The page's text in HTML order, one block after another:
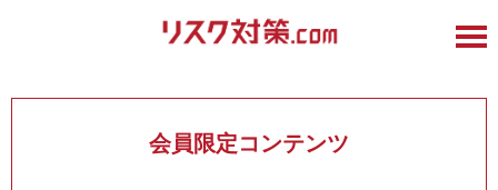
会員限定コンテンツ